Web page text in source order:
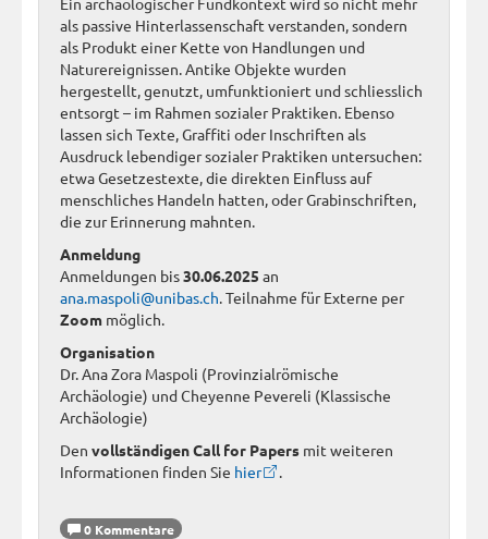
als passive Hinterlassenschaft verstanden, sondern
als Produkt einer Kette von Handlungen und
Naturereignissen. Antike Objekte wurden
hergestellt, genutzt, umfunktioniert und schliesslich
entsorgt – im Rahmen sozialer Praktiken. Ebenso
lassen sich Texte, Graffiti oder Inschriften als
Ausdruck lebendiger sozialer Praktiken untersuchen:
etwa Gesetzestexte, die direkten Einfluss auf
menschliches Handeln hatten, oder Grabinschriften,
die zur Erinnerung mahnten.
Anmeldung
Anmeldungen bis30.06.2025 an
ana.maspoli@unibas.ch. Teilnahme für Externe per
Zoom möglich.
Organisation
Dr. Ana Zora Maspoli (Provinzialrömische
Archäologie) und Cheyenne Pevereli (Klassische
Archäologie)
Den vollständigen Call for Papers mit weiteren
Informationen finden Sie hier .
0 Kommentare